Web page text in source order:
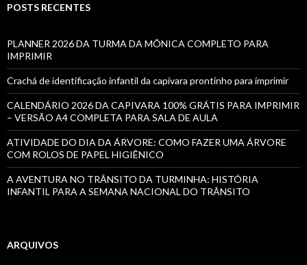
POSTS RECENTES
PLANNER 2026 DA TURMA DA MÔNICA COMPLETO PARA
IMPRIMIR
Crachá de identificação infantil da capivara prontinho para imprimir
CALENDÁRIO 2026 DA CAPIVARA 100% GRÁTIS PARA IMPRIMIR
– VERSÃO A4 COMPLETA PARA SALA DE AULA
ATIVIDADE DO DIA DA ÁRVORE: COMO FAZER UMA ÁRVORE
COM ROLOS DE PAPEL HIGIÊNICO
A AVENTURA NO TRÂNSITO DA TURMINHA: HISTÓRIA
INFANTIL PARA A SEMANA NACIONAL DO TRÂNSITO
ARQUIVOS